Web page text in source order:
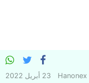
Hanonex 23 أبريل 2022